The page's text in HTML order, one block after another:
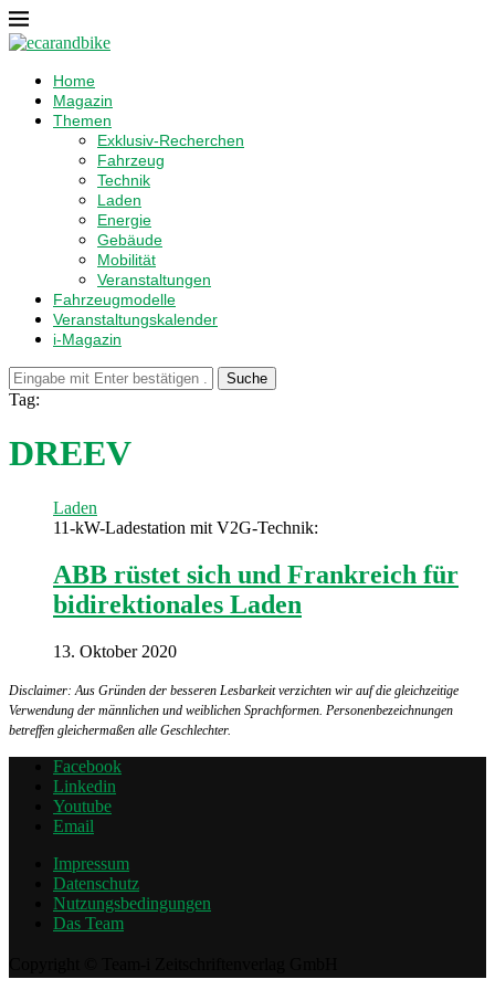
Home
Magazin
Themen
Exklusiv-Recherchen
Fahrzeug
Technik
Laden
Energie
Gebäude
Mobilität
Veranstaltungen
Fahrzeugmodelle
Veranstaltungskalender
i-Magazin
Suche
Tag:
DREEV
Laden
11-kW-Ladestation mit V2G-Technik:
ABB rüstet sich und Frankreich für
bidirektionales Laden
13. Oktober 2020
Disclaimer: Aus Gründen der besseren Lesbarkeit verzichten wir auf die gleichzeitige
Verwendung der männlichen und weiblichen Sprachformen. Personenbezeichnungen
betreffen gleichermaßen alle Geschlechter.
Facebook
Linkedin
Youtube
Email
Impressum
Datenschutz
Nutzungsbedingungen
Das Team